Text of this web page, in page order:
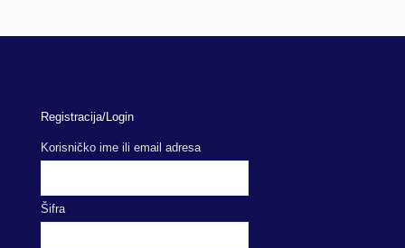
Registracija/Login
Korisničko ime ili email adresa
Šifra